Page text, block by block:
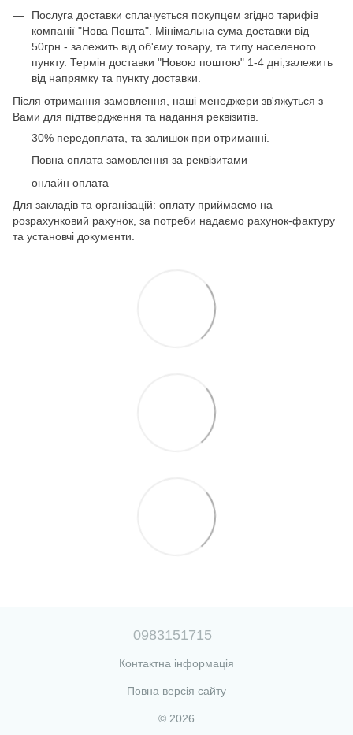
Послуга доставки сплачується покупцем згідно тарифів
компанії "Нова Пошта". Мінімальна сума доставки від
50грн - залежить від об'єму товару, та типу населеного
пункту. Термін доставки "Новою поштою" 1-4 дні,залежить
від напрямку та пункту доставки.
Після отримання замовлення, наші менеджери зв'яжуться з
Вами для підтвердження та надання реквізитів.
30% передоплата, та залишок при отриманні.
Повна оплата замовлення за реквізитами
онлайн оплата
Для закладів та організацій: оплату приймаємо на
розрахунковий рахунок, за потреби надаємо рахунок-фактуру
та установчі документи.
0983151715
Контактна інформація
Повна версія сайту
© 2026